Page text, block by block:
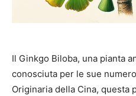
Il Ginkgo Biloba, una pianta
conosciuta per le sue
Originaria della Cina, questa